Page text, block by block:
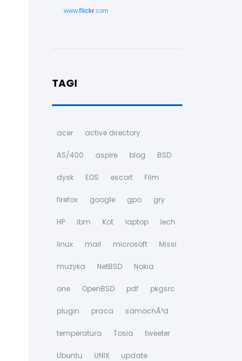
www.flickr .com
TAGI
acer active directory
AS/400 aspire blog BSD
dysk EOS escort Film
firefox google gpo gry
HP ibm Kot laptop lech
linux mail microsoft Missi
muzyka NetBSD Nokia
one OpenBSD pdf pkgsrc
plugin praca samochÃ³d
temperatura Tosia tweeter
Ubuntu UNIX update